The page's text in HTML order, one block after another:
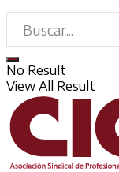
No Result
View All Result